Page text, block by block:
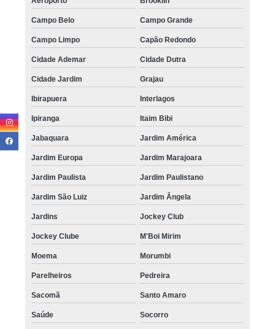
Campo Belo Campo Grande
Campo Limpo Capão Redondo
Cidade Ademar Cidade Dutra
Cidade Jardim Grajau
Ibirapuera Interlagos
Ipiranga Itaim Bibi
Jabaquara Jardim América
Jardim Europa Jardim Marajoara
Jardim Paulista Jardim Paulistano
Jardim São Luiz Jardim Ângela
Jardins Jockey Club
Jockey Clube M'Boi Mirim
Moema Morumbi
Parelheiros Pedreira
Sacomã Santo Amaro
Saúde Socorro